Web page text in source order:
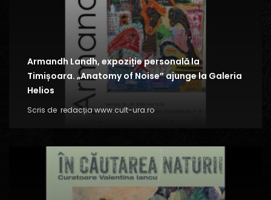
Armandh Landh, expoziție personală la
Timișoara. „Anatomy of Noise” ajunge la Galeria
Helios
Scris de redacția www.cult-ura.ro